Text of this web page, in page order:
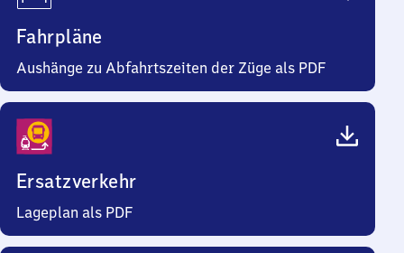
Fahrpläne
Aushänge zu Abfahrtszeiten der Züge als PDF
Ersatzverkehr
Lageplan als PDF